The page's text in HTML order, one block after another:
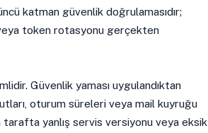
katman güvenlik doğrulamasıdır;
token rotasyonu gerçekten
Güvenlik yaması uygulandıktan
oturum süreleri veya mail kuyruğu
tarafta yanlış servis versiyonu veya eksik